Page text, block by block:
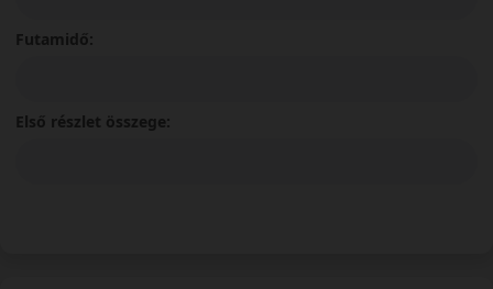
Futamidő:
Első részlet összege: